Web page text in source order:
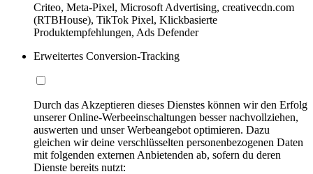
Criteo, Meta-Pixel, Microsoft Advertising, creativecdn.com
(RTBHouse), TikTok Pixel, Klickbasierte
Produktempfehlungen, Ads Defender
Erweitertes Conversion-Tracking
Durch das Akzeptieren dieses Dienstes können wir den Erfolg
unserer Online-Werbeeinschaltungen besser nachvollziehen,
auswerten und unser Werbeangebot optimieren. Dazu
gleichen wir deine verschlüsselten personenbezogenen Daten
mit folgenden externen Anbietenden ab, sofern du deren
Dienste bereits nutzt: